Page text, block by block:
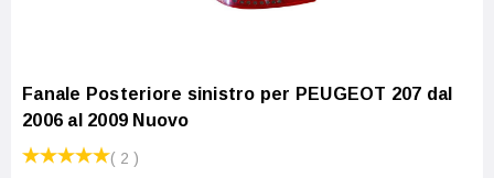
Fanale Posteriore sinistro per PEUGEOT 207 dal
2006 al 2009 Nuovo
( 2 )